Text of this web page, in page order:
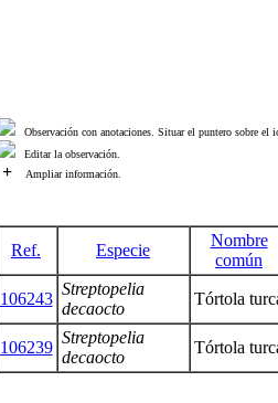
Observación con anotaciones. Situar el puntero sobre el
Editar la observación.
+ Ampliar información.
Ref. Especie
Nombre
común
106243
Streptopelia
decaocto
Tórtola
106239
Streptopelia
decaocto
Tórtola